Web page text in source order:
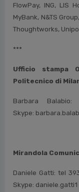
FlowPay, ING, LIS
MyBank, N&TS
Thoughtworks,
***
Ufficio stampa
Politecnico di
Barbara
Skype:
Mirandola
Daniele Gatti: tel
Skype: daniele.gatti1